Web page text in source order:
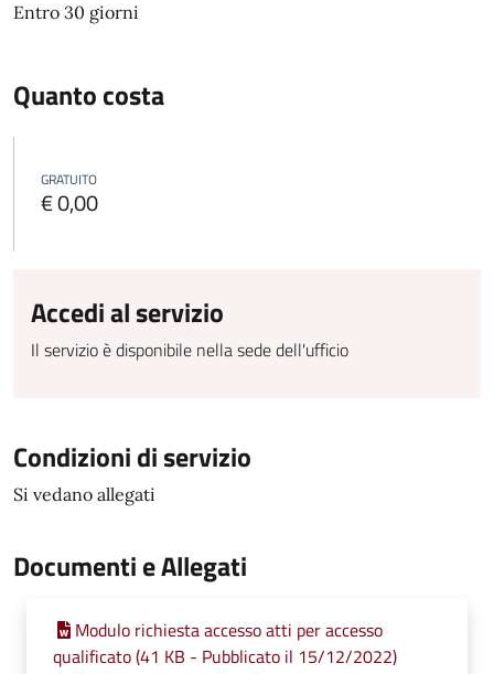
Entro 30 giorni
Quanto costa
GRATUITO
€ 0,00
Accedi al servizio
Il servizio è disponibile nella sede dell'ufficio
Condizioni di servizio
Si vedano allegati
Documenti e Allegati
Modulo richiesta accesso atti per accesso
qualificato (41 KB - Pubblicato il 15/12/2022)